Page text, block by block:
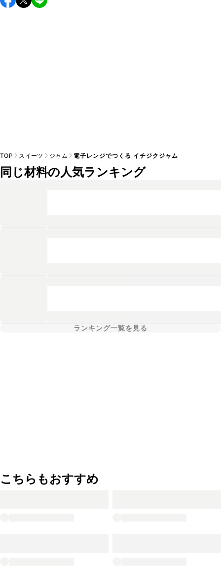
上がりください。
TOP スイーツ ジャム 電子レンジでつくる イチジクジャム
同じ材料の人気ランキング
ランキング一覧を見る
こちらもおすすめ